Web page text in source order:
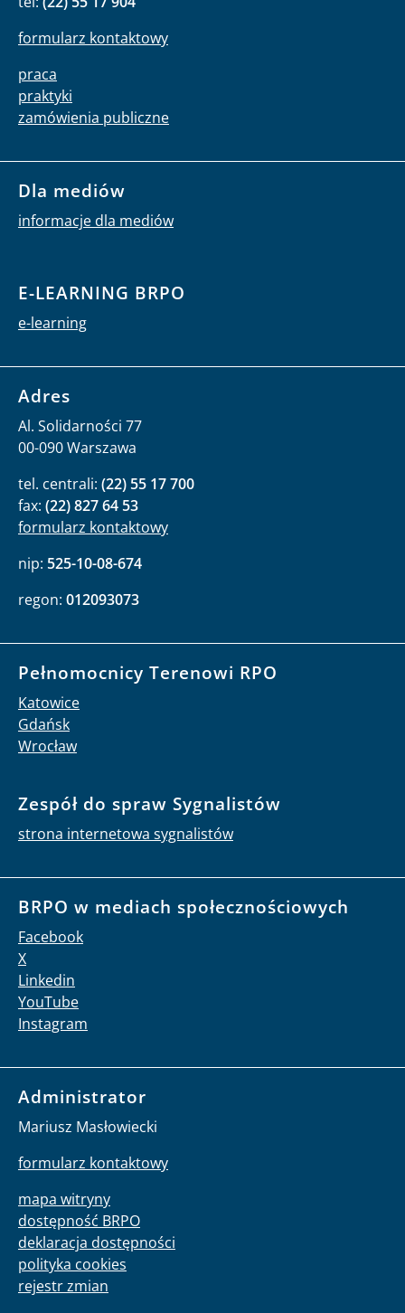
formularz kontaktowy
praca
praktyki
zamówienia publiczne
Dla mediów
informacje dla mediów
E-LEARNING BRPO
e-learning
Adres
Al. Solidarności 77
00-090 Warszawa
tel. centrali: (22) 55 17 700
fax: (22) 827 64 53
formularz kontaktowy
nip: 525-10-08-674
regon: 012093073
Pełnomocnicy Terenowi RPO
Katowice
Gdańsk
Wrocław
Zespół do spraw Sygnalistów
strona internetowa sygnalistów
BRPO w mediach społecznościowych
Facebook
X
Linkedin
YouTube
Instagram
Administrator
Mariusz Masłowiecki
formularz kontaktowy
mapa witryny
dostępność BRPO
deklaracja dostępności
polityka cookies
rejestr zmian